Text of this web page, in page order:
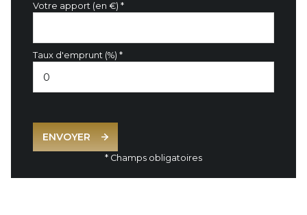
Votre apport (en €) *
Taux d'emprunt (%) *
ENVOYER
* Champs obligatoires